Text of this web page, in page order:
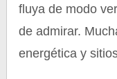
fluya de modo
de admirar.
energética y